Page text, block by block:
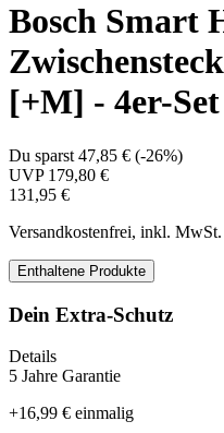
Bosch Smart
[+M] - 4er-Set
Du sparst 47,85 € (-26%)
UVP 179,80 €
131,95 €
Versandkostenfrei, inkl. MwSt.
Enthaltene Produkte
Dein Extra-Schutz
Details
5 Jahre Garantie
+16,99 € einmalig